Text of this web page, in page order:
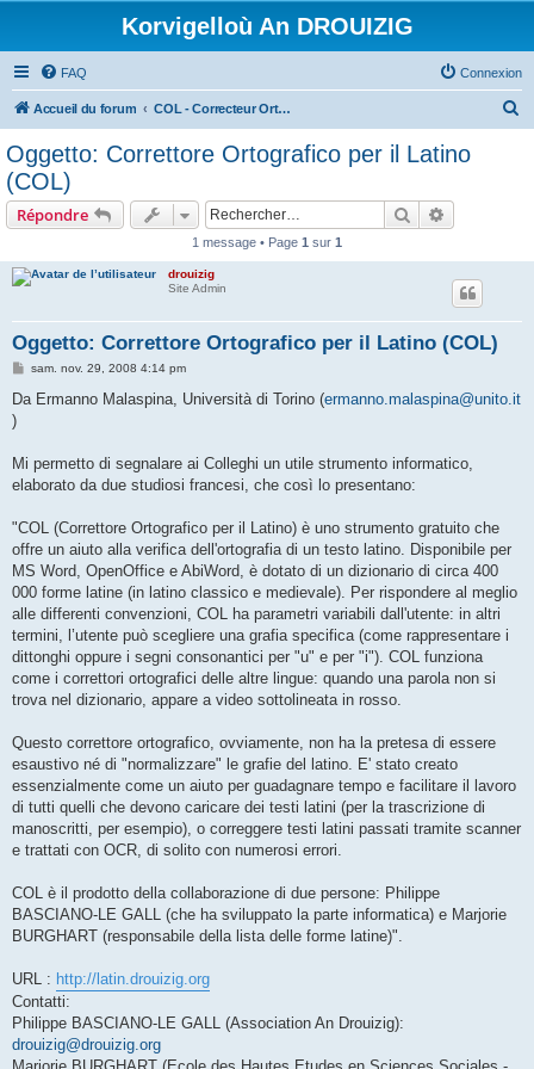
Korvigelloù An DROUIZIG
FAQ Connexion
Accueil du forum COL - Correcteur Orthographique Latin - Latin Spell Checker
Oggetto: Correttore Ortografico per il Latino
(COL)
Répondre Rechercher
1 message • Page 1 sur 1
drouizig
Site Admin
Oggetto: Correttore Ortografico per il Latino (COL)
M
s
sam. nov. 29, 2008 4:14 pm
Da Ermanno Malaspina, Università di Torino (ermanno.malaspina@unito.it
)
Mi permetto di segnalare ai Colleghi un utile strumento informatico,
elaborato da due studiosi francesi, che così lo presentano:
"COL (Correttore Ortografico per il Latino) è uno strumento gratuito che
offre un aiuto alla verifica dell'ortografia di un testo latino. Disponibile per
MS Word, OpenOffice e AbiWord, è dotato di un dizionario di circa 400
000 forme latine (in latino classico e medievale). Per rispondere al meglio
alle differenti convenzioni, COL ha parametri variabili dall'utente: in altri
termini, l’utente può scegliere una grafia specifica (come rappresentare i
dittonghi oppure i segni consonantici per "u" e per "i"). COL funziona
come i correttori ortografici delle altre lingue: quando una parola non si
trova nel dizionario, appare a video sottolineata in rosso.
Questo correttore ortografico, ovviamente, non ha la pretesa di essere
esaustivo né di "normalizzare" le grafie del latino. E' stato creato
essenzialmente come un aiuto per guadagnare tempo e facilitare il lavoro
di tutti quelli che devono caricare dei testi latini (per la trascrizione di
manoscritti, per esempio), o correggere testi latini passati tramite scanner
e trattati con OCR, di solito con numerosi errori.
COL è il prodotto della collaborazione di due persone: Philippe
BASCIANO-LE GALL (che ha sviluppato la parte informatica) e Marjorie
BURGHART (responsabile della lista delle forme latine)".
URL : http://latin.drouizig.org
Contatti:
Philippe BASCIANO-LE GALL (Association An Drouizig):
drouizig@drouizig.org